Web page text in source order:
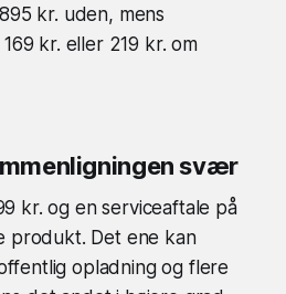
kr. uden, mens
kr. eller 219 kr. om
svær
kr. og en serviceaftale på
produkt. Det ene kan
opladning og flere